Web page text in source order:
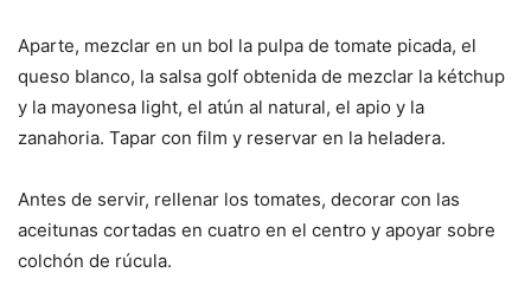
Aparte, mezclar en un bol la pulpa de tomate picada, el
queso blanco, la salsa golf obtenida de mezclar la kétchup
y la mayonesa light, el atún al natural, el apio y la
zanahoria. Tapar con film y reservar en la heladera.
Antes de servir, rellenar los tomates, decorar con las
aceitunas cortadas en cuatro en el centro y apoyar sobre
colchón de rúcula.